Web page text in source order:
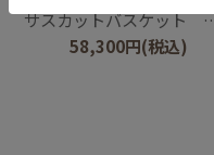
サスカットバスケット ペール
58,300円(税込)